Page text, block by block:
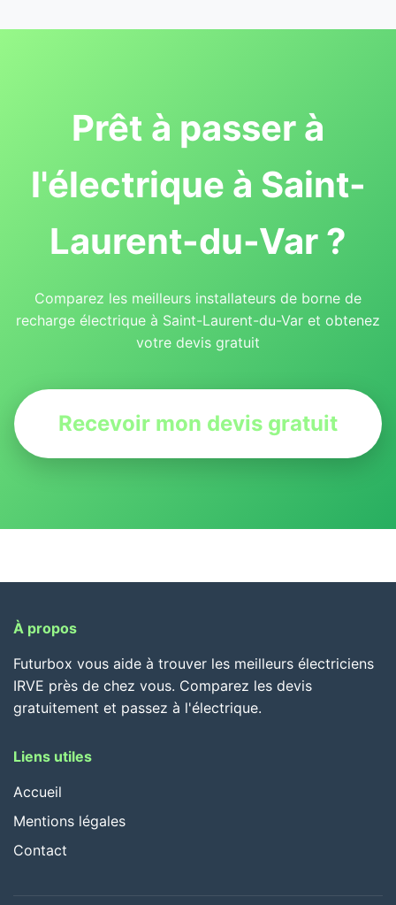
Prêt à passer à
l'électrique à Saint-
Laurent-du-Var ?
Comparez les meilleurs installateurs de borne de
recharge électrique à Saint-Laurent-du-Var et obtenez
votre devis gratuit
Recevoir mon devis gratuit
À propos
Futurbox vous aide à trouver les meilleurs électriciens
IRVE près de chez vous. Comparez les devis
gratuitement et passez à l'électrique.
Liens utiles
Accueil
Mentions légales
Contact